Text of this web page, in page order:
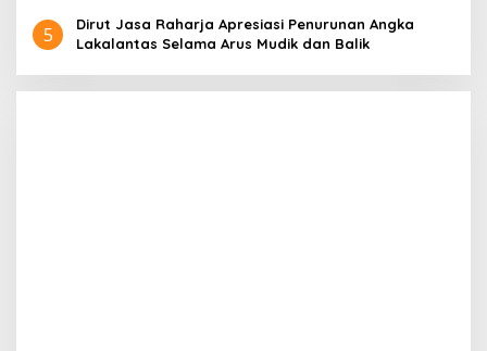
5
Dirut Jasa Raharja Apresiasi Penurunan Angka
Lakalantas Selama Arus Mudik dan Balik